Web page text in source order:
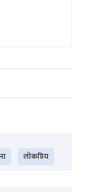
लोकप्रिय